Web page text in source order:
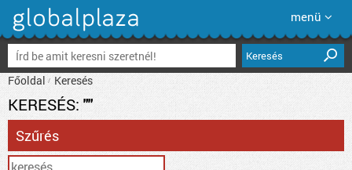
menü
Keresés
Főoldal Keresés
KERESÉS: ""
Szűrés